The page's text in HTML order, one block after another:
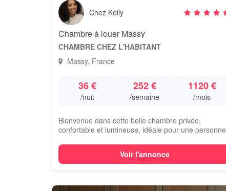
Chez Kelly
Chambre à louer Massy
CHAMBRE CHEZ L'HABITANT
Massy, France
36 €
/nuit
252 €
/semaine
1120 €
/mois
Bienvenue dans cette belle chambre privée,
confortable et lumineuse, idéale pour une personne
Voir l'annonce